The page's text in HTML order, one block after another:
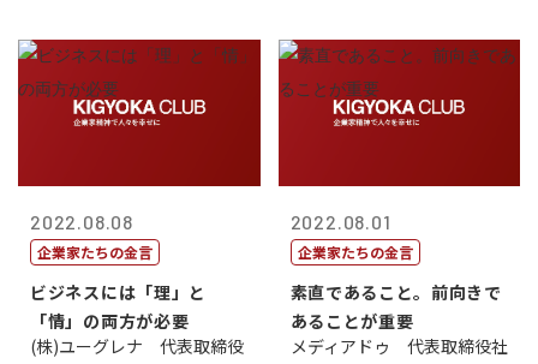
2022.08.08
企業家たちの金言
ビジネスには「理」と
「情」の両方が必要
(株)ユーグレナ 代表取締役
2022.08.01
企業家たちの金言
素直であること。前向きで
あることが重要
メディアドゥ 代表取締役社